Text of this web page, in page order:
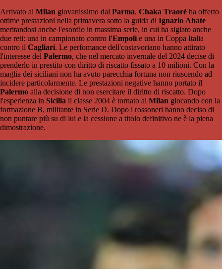
Arrivato al Milan giovanissimo dal Parma, Chaka Traorè ha offerto
ottime prestazioni nella primavera sotto la guida di Ignazio Abate
meritandosi anche l'esordio in massima serie, in cui ha siglato anche
due reti: una in campionato contro l'Empoli e una in Coppa Italia
contro il Cagliari. Le perfomance dell'costavoriano hanno attirato
l'interesse del Palermo, che nel mercato invernale del 2024 decise di
prenderlo in prestito con diritto di riscatto fissato a 10 milioni. Con la
maglia dei siciliani non ha avuto parecchia fortuna non riuscendo ad
incidere particolarmente. Le prestazioni negative hanno portato il
Palermo alla decisione di non esercitare il diritto di riscatto. Dopo
l'esperienza in Sicilia il classe 2004 è tornato al Milan giocando con la
formazione B, militante in Serie D. Dopo i rossoneri hanno deciso di
non puntare più su di lui e la cessione a titolo definitivo ne è la piena
dimostrazione.